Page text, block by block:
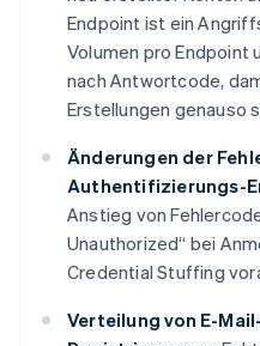
Endpoint ist ein
Volumen pro Endpoint
nach Antwortcode,
Erstellungen genauso
Änderungen der
Authentifizierungs-
Anstieg von
Unauthorized“ bei
Credential Stuffing
Verteilung von E-